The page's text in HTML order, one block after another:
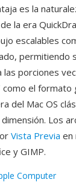
es la
la era
escalables
permitiendo
las porciones
como el formato
del Mac OS
Los
Vista Previa en
y GIMP.
Computer